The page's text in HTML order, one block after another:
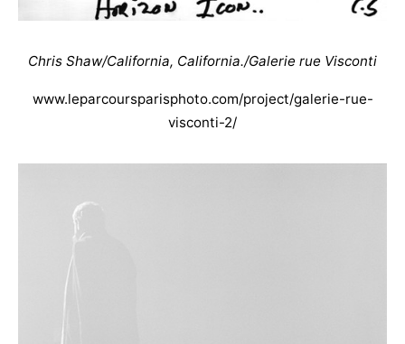
Chris Shaw/California, California./Galerie rue Visconti
www.leparcoursparisphoto.com/project/galerie-rue-
visconti-2/